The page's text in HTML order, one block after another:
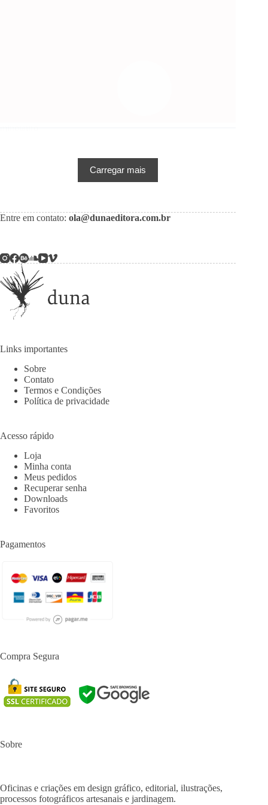
Carregar mais
Entre em contato: ola@dunaeditora.com.br
Links importantes
Sobre
Contato
Termos e Condições
Política de privacidade
Acesso rápido
Loja
Minha conta
Meus pedidos
Recuperar senha
Downloads
Favoritos
Pagamentos
Compra Segura
Sobre
Oficinas e criações em design gráfico, editorial, ilustrações,
processos fotográficos artesanais e jardinagem.